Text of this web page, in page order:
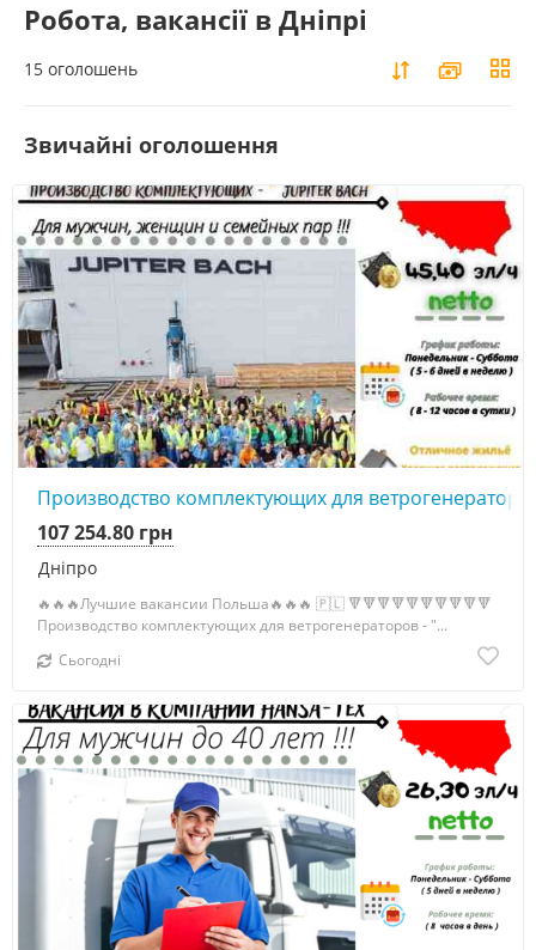
Робота, вакансії в Дніпрі
15 оголошень
Звичайні оголошення
Производство комплектующих для
Дніпро
107 254.80 грн
🔥🔥🔥Лучшие вакансии Польша🔥🔥🔥 🇵🇱 🔻🔻🔻🔻🔻🔻🔻🔻🔻🔻
Производство комплектующих для ветрогенераторов - "...
Сьогодні